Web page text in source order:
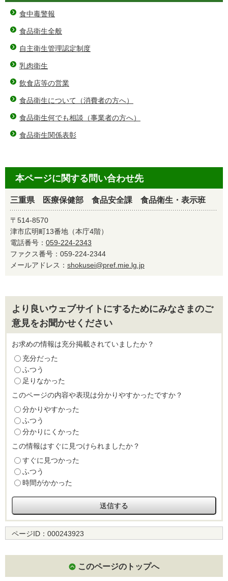
食中毒警報
食品衛生全般
自主衛生管理認定制度
乳肉衛生
飲食店等の営業
食品衛生について（消費者の方へ）
食品衛生何でも相談（事業者の方へ）
食品衛生関係表彰
本ページに関する問い合わせ先
三重県 医療保健部 食品安全課 食品衛生・表示班
〒514-8570
津市広明町13番地（本庁4階）
電話番号： 059-224-2343
ファクス番号：059-224-2344
メールアドレス： shokusei@pref.mie.lg.jp
より良いウェブサイトにするためにみなさまのご
意見をお聞かせください
お求めの情報は充分掲載されていましたか？
充分だった
ふつう
足りなかった
このページの内容や表現は分かりやすかったですか？
分かりやすかった
ふつう
分かりにくかった
この情報はすぐに見つけられましたか？
すぐに見つかった
ふつう
時間がかかった
ページID： 000243923
このページのトップへ